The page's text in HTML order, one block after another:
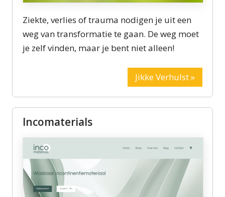
Ziekte, verlies of trauma nodigen je uit een
weg van transformatie te gaan. De weg moet
je zelf vinden, maar je bent niet alleen!
Jikke Verhulst »
Incomaterials